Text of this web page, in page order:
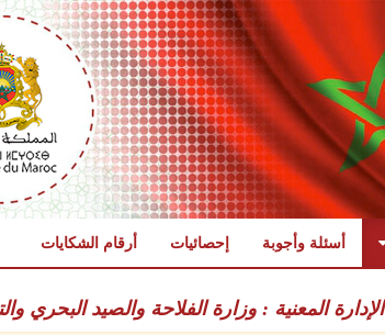
أسئلة وأجوبة إحصائيات أرقام الشكايات
الإدارة المعنية : وزارة الفلاحة والصيد البحري